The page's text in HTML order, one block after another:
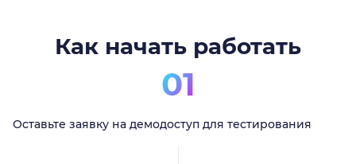
Как начать работать
01
Оставьте заявку на демодоступ для тестирования